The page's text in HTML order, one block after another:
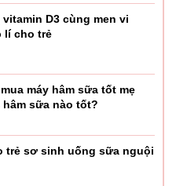
D3 cùng men vi
lí cho trẻ
máy hâm sữa tốt mẹ
hâm sữa nào tốt?
trẻ sơ sinh uống sữa nguội